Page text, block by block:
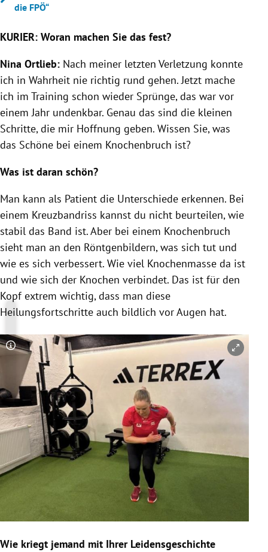
die FPÖ“
KURIER: Woran machen Sie das fest?
Nina Ortlieb: Nach meiner letzten Verletzung konnte
ich in Wahrheit nie richtig rund gehen. Jetzt mache
ich im Training schon wieder Sprünge, das war vor
einem Jahr undenkbar. Genau das sind die kleinen
Schritte, die mir Hoffnung geben. Wissen Sie, was
das Schöne bei einem Knochenbruch ist?
Was ist daran schön?
Man kann als Patient die Unterschiede erkennen. Bei
einem Kreuzbandriss kannst du nicht beurteilen, wie
stabil das Band ist. Aber bei einem Knochenbruch
sieht man an den Röntgenbildern, was sich tut und
wie es sich verbessert. Wie viel Knochenmasse da ist
und wie sich der Knochen verbindet. Das ist für den
Kopf extrem wichtig, dass man diese
Heilungsfortschritte auch bildlich vor Augen hat.
Copyright-Hinweis öffnen/schließen
Wie kriegt jemand mit Ihrer Leidensgeschichte